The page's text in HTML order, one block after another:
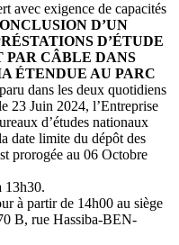
avec exigence de capacités
D’UN
D’ÉTUDE
PAR CÂBLE DANS
ÉTENDUE AU PARC
dans les deux quotidiens
23 Juin 2024, l’Entreprise
d’études nationaux
date limite du dépôt des
prorogée au 06 Octobre
13h30.
à partir de 14h00 au siège
B, rue Hassiba-BEN-